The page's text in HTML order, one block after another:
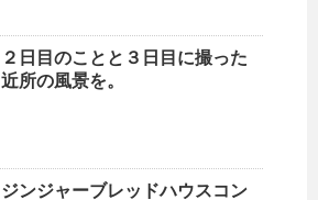
２日目のことと３日目に撮った
近所の風景を。
ジンジャーブレッドハウスコン